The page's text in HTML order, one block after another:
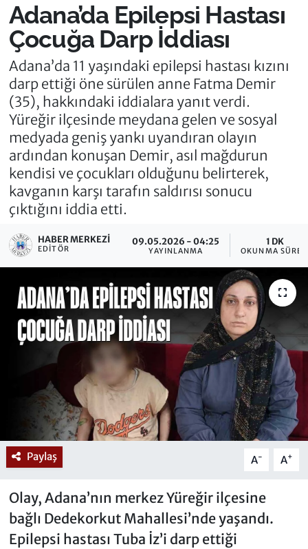
Adana’da Epilepsi Hastası
Çocuğa Darp İddiası
Adana’da 11 yaşındaki epilepsi hastası kızını
darp ettiği öne sürülen anne Fatma Demir
(35), hakkındaki iddialara yanıt verdi.
Yüreğir ilçesinde meydana gelen ve sosyal
medyada geniş yankı uyandıran olayın
ardından konuşan Demir, asıl mağdurun
kendisi ve çocukları olduğunu belirterek,
kavganın karşı tarafın saldırısı sonucu
çıktığını iddia etti.
HABER MERKEZI
EDITÖR
09.05.2026 - 04:25
YAYINLANMA
1 DK
OKUNMA
Paylaş A- A+
Olay, Adana’nın merkez Yüreğir ilçesine
bağlı Dedekorkut Mahallesi’nde yaşandı.
Epilepsi hastası Tuba İz’i darp ettiği